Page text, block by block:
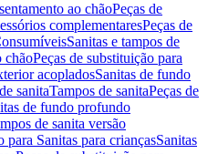
ao chãoPeças de
complementaresPeças de
Sanitas e tampos de
chãoPeças de substituição para
acopladosSanitas de fundo
sanitaTampos de sanitaPeças de
de fundo profundo
de sanita versão
para Sanitas para criançasSanitas